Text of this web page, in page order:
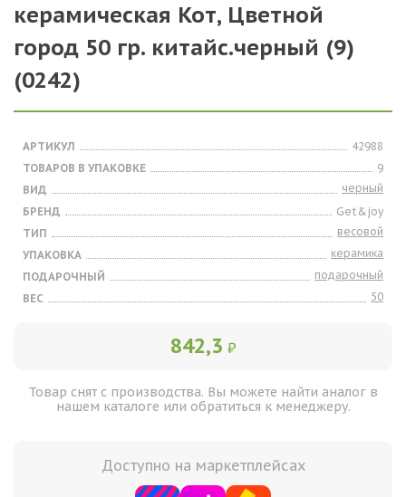
керамическая Кот, Цветной
город 50 гр. китайс.черный (9)
(0242)
АРТИКУЛ
42988
ТОВАРОВ В УПАКОВКЕ
9
ВИД
черный
БРЕНД
Get&joy
ТИП
весовой
УПАКОВКА
керамика
ПОДАРОЧНЫЙ
подарочный
ВЕС
50
842,3 ₽
Товар снят с производства. Вы можете найти аналог в
нашем каталоге или обратиться к менеджеру.
Доступно на маркетплейсах